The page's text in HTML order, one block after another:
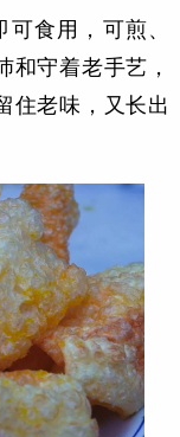
食用，可煎、
守着老手艺，
住老味，又长出